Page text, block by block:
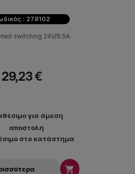
: 278102
switching 24V/6.5A.
29,23 €
για άμεση
αποστολή
στο κατάστημα
